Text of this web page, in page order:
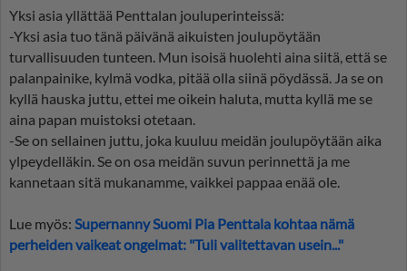
Yksi asia yllättää Penttalan jouluperinteissä:
-Yksi asia tuo tänä päivänä aikuisten joulupöytään
turvallisuuden tunteen. Mun isoisä huolehti aina siitä, että se
palanpainike, kylmä vodka, pitää olla siinä pöydässä. Ja se on
kyllä hauska juttu, ettei me oikein haluta, mutta kyllä me se
aina papan muistoksi otetaan.
-Se on sellainen juttu, joka kuuluu meidän joulupöytään aika
ylpeydelläkin. Se on osa meidän suvun perinnettä ja me
kannetaan sitä mukanamme, vaikkei pappaa enää ole.
Lue myös: Supernanny Suomi Pia Penttala kohtaa nämä
perheiden vaikeat ongelmat: "Tuli valitettavan usein..."